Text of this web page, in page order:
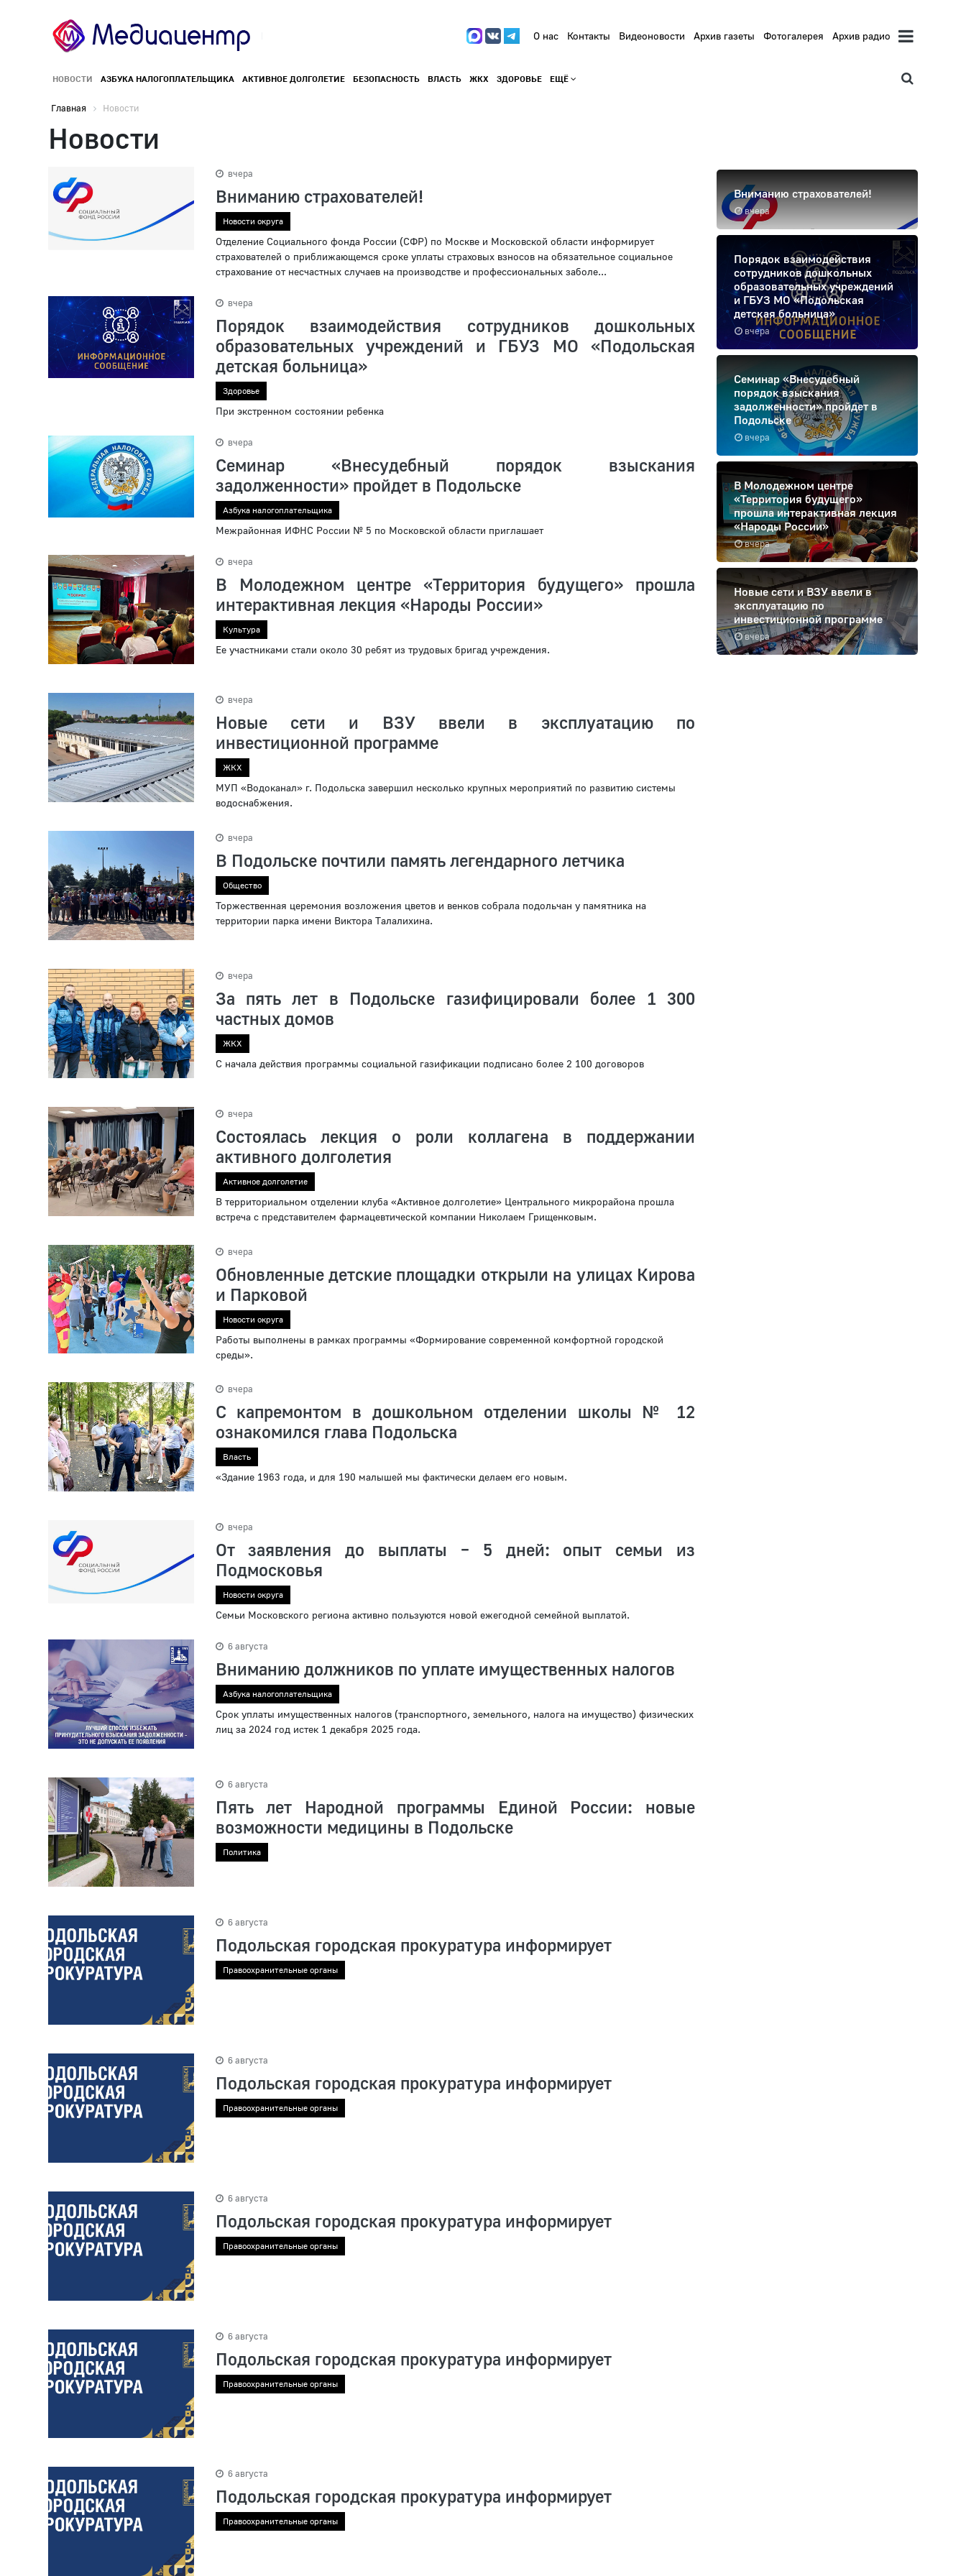
О нас Контакты Видеоновости Архив газеты Фотогалерея Архив радио
НОВОСТИ АЗБУКА НАЛОГОПЛАТЕЛЬЩИКА АКТИВНОЕ ДОЛГОЛЕТИЕ БЕЗОПАСНОСТЬ ВЛАСТЬ ЖКХ ЗДОРОВЬЕ ЕЩЁ
Главная Новости
Новости
вчера
Вниманию страхователей!
Новости округа
Отделение Социального фонда России (СФР) по Москве и Московской области информирует
страхователей о приближающемся сроке уплаты страховых взносов на обязательное социальное
страхование от несчастных случаев на производстве и профессиональных заболе...
вчера
Порядок взаимодействия сотрудников дошкольных
образовательных учреждений и ГБУЗ МО «Подольская
детская больница»
Здоровье
При экстренном состоянии ребенка
вчера
Семинар «Внесудебный порядок взыскания
задолженности» пройдет в Подольске
Азбука налогоплательщика
Межрайонная ИФНС России № 5 по Московской области приглашает
вчера
В Молодежном центре «Территория будущего» прошла
интерактивная лекция «Народы России»
Культура
Ее участниками стали около 30 ребят из трудовых бригад учреждения.
вчера
Новые сети и ВЗУ ввели в эксплуатацию по
инвестиционной программе
ЖКХ
МУП «Водоканал» г. Подольска завершил несколько крупных мероприятий по развитию системы
водоснабжения.
вчера
В Подольске почтили память легендарного летчика
Общество
Торжественная церемония возложения цветов и венков собрала подольчан у памятника на
территории парка имени Виктора Талалихина.
вчера
За пять лет в Подольске газифицировали более 1 300
частных домов
ЖКХ
С начала действия программы социальной газификации подписано более 2 100 договоров
вчера
Состоялась лекция о роли коллагена в поддержании
активного долголетия
Активное долголетие
В территориальном отделении клуба «Активное долголетие» Центрального микрорайона прошла
встреча с представителем фармацевтической компании Николаем Грищенковым.
вчера
Обновленные детские площадки открыли на улицах Кирова
и Парковой
Новости округа
Работы выполнены в рамках программы «Формирование современной комфортной городской
среды».
вчера
С капремонтом в дошкольном отделении школы № 12
ознакомился глава Подольска
Власть
«Здание 1963 года, и для 190 малышей мы фактически делаем его новым.
вчера
От заявления до выплаты – 5 дней: опыт семьи из
Подмосковья
Новости округа
Семьи Московского региона активно пользуются новой ежегодной семейной выплатой.
6 августа
Вниманию должников по уплате имущественных налогов
Азбука налогоплательщика
Срок уплаты имущественных налогов (транспортного, земельного, налога на имущество) физических
лиц за 2024 год истек 1 декабря 2025 года.
6 августа
Пять лет Народной программы Единой России: новые
возможности медицины в Подольске
Политика
6 августа
Подольская городская прокуратура информирует
Правоохранительные органы
6 августа
Подольская городская прокуратура информирует
Правоохранительные органы
6 августа
Подольская городская прокуратура информирует
Правоохранительные органы
6 августа
Подольская городская прокуратура информирует
Правоохранительные органы
6 августа
Подольская городская прокуратура информирует
Правоохранительные органы
вчера
Вниманию страхователей!
вчера
Порядок взаимодействия
сотрудников дошкольных
образовательных учреждений
и ГБУЗ МО «Подольская
детская больница»
вчера
Семинар «Внесудебный
порядок взыскания
задолженности» пройдет в
Подольске
вчера
В Молодежном центре
«Территория будущего»
прошла интерактивная лекция
«Народы России»
вчера
Новые сети и ВЗУ ввели в
эксплуатацию по
инвестиционной программе